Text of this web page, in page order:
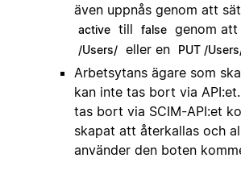
även uppnås genom att
active till false genom att
/Users/ eller en PUT /
Arbetsytans ägare som
kan inte tas bort via
tas bort via SCIM-API:et
skapat att återkallas och
använder den boten